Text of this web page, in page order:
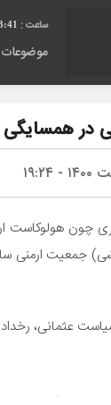
موضوعات
در همسایگی
عثمانی،